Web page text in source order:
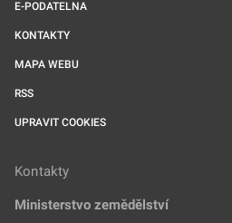
E-PODATELNA
KONTAKTY
MAPA WEBU
RSS
UPRAVIT COOKIES
Kontakty
Ministerstvo zemědělství